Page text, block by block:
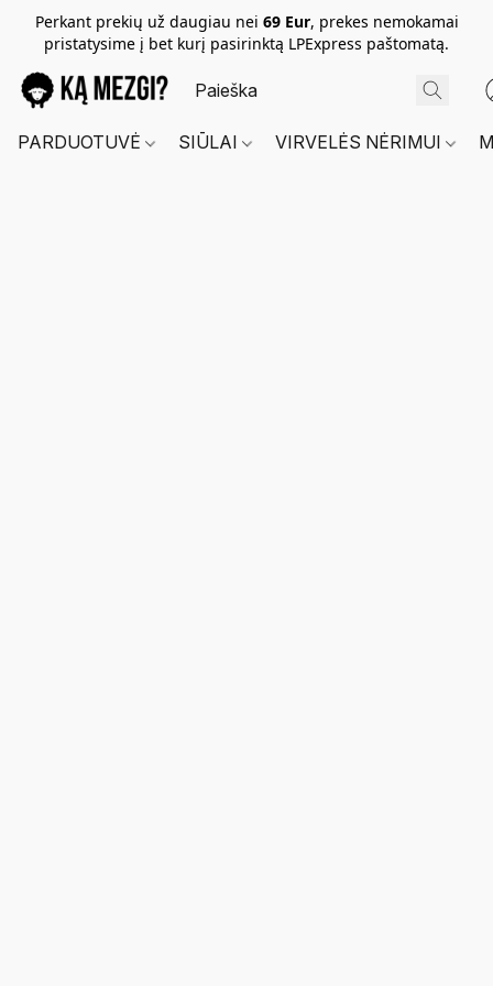
Perkant prekių už daugiau nei 69 Eur, prekes nemokamai
pristatysime į bet kurį pasirinktą LPExpress paštomatą.
PARDUOTUVĖ SIŪLAI VIRVELĖS NĖRIMUI